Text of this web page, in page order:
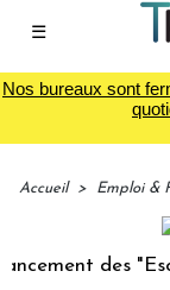
☰
Nos bureaux sont
Accueil > Emploi &
des "Escales